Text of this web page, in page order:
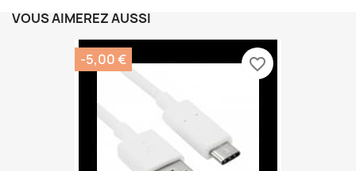
VOUS AIMEREZ AUSSI
-5,00 € favorite_border